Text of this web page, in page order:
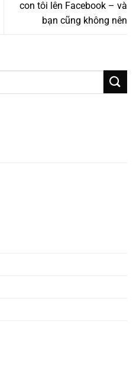
con tôi lên Facebook – và
bạn cũng không nên